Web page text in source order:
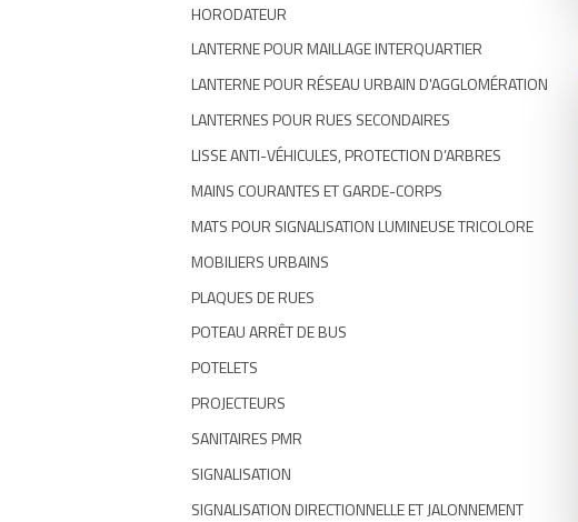
HORODATEUR
LANTERNE POUR MAILLAGE INTERQUARTIER
LANTERNE POUR RÉSEAU URBAIN D'AGGLOMÉRATION
LANTERNES POUR RUES SECONDAIRES
LISSE ANTI-VÉHICULES, PROTECTION D’ARBRES
MAINS COURANTES ET GARDE-CORPS
MATS POUR SIGNALISATION LUMINEUSE TRICOLORE
MOBILIERS URBAINS
PLAQUES DE RUES
POTEAU ARRÊT DE BUS
POTELETS
PROJECTEURS
SANITAIRES PMR
SIGNALISATION
SIGNALISATION DIRECTIONNELLE ET JALONNEMENT